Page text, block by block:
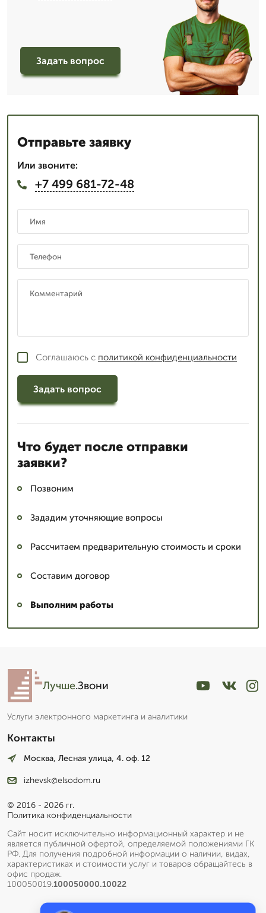
Задать вопрос
Отправьте заявку
Или звоните:
+7 499 681-72-48
Соглашаюсь с политикой конфиденциальности
Задать вопрос
Что будет после отправки
заявки?
Позвоним
Зададим уточняющие вопросы
Рассчитаем предварительную стоимость и сроки
Составим договор
Выполним работы
Лучше.Звони
Услуги электронного маркетинга и аналитики
Контакты
Москва, Лесная улица, 4. оф. 12
izhevsk@elsodom.ru
© 2016 - 2026 гг.
Политика конфиденциальности
Сайт носит исключительно информационный характер и не
является публичной офертой, определяемой положениями ГК
РФ. Для получения подробной информации о наличии, видах,
характеристиках и стоимости услуг и товаров обращайтесь в
офис продаж.
100050019.100050000.10022